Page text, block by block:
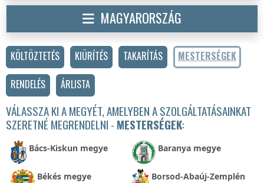
KÖLTÖZTETÉS KIÜRÍTÉS TAKARÍTÁS
MESTERSÉGEK
RENDELÉS
ÁRLISTA
VÁLASSZA KI A MEGYÉT, AMELYBEN A SZOLGÁLTATÁSAINKAT
SZERETNÉ MEGRENDELNI - MESTERSÉGEK:
Bács-Kiskun megye Baranya megye
Békés megye
Borsod-Abaúj-Zemplén
MAGYARORSZÁG